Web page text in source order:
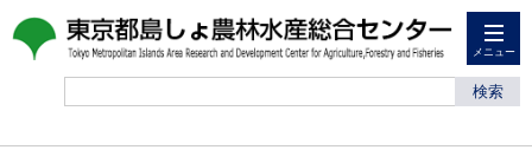
メニュー
検索